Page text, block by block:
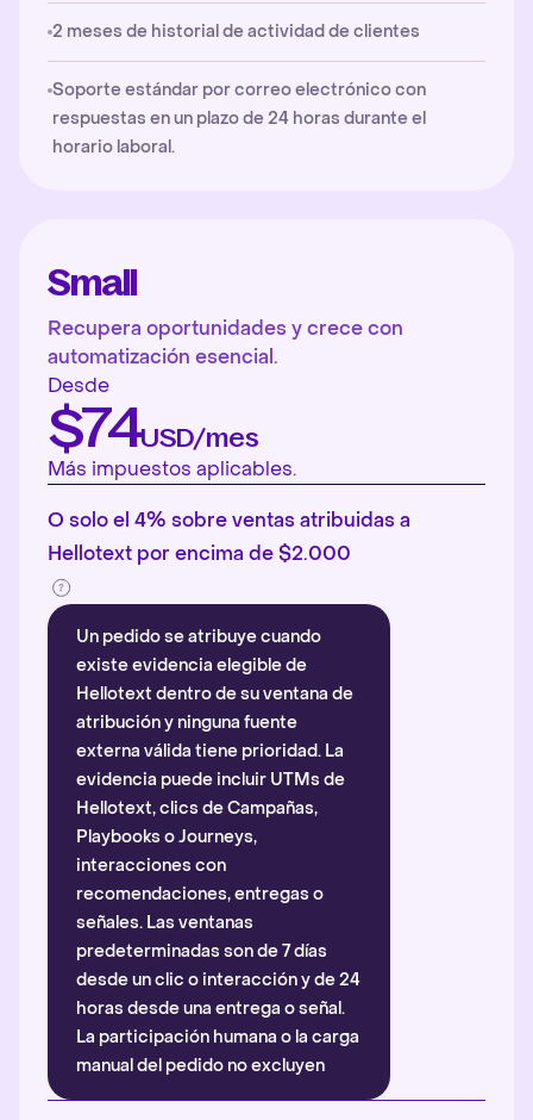
2 meses de historial de actividad de clientes
Soporte estándar por correo electrónico con
respuestas en un plazo de 24 horas durante el
horario laboral.
Small
Recupera oportunidades y crece con
automatización esencial.
Desde
$74USD/mes
Más impuestos aplicables.
O solo el 4% sobre ventas atribuidas a
Hellotext por encima de $2.000
Un pedido se atribuye cuando
existe evidencia elegible de
Hellotext dentro de su ventana de
atribución y ninguna fuente
externa válida tiene prioridad. La
evidencia puede incluir UTMs de
Hellotext, clics de Campañas,
Playbooks o Journeys,
interacciones con
recomendaciones, entregas o
señales. Las ventanas
predeterminadas son de 7 días
desde un clic o interacción y de 24
horas desde una entrega o señal.
La participación humana o la carga
manual del pedido no excluyen
automáticamente la atribución.